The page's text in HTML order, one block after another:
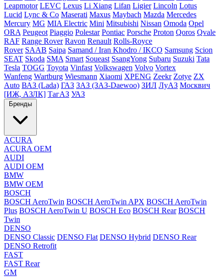
Leapmotor LEVC Lexus Li Xiang Lifan Ligier Lincoln Lotus
Lucid Lync & Co Maserati Maxus Maybach Mazda Mercedes
Mercury MG MIA Electric Mini Mitsubishi Nissan Omoda Opel
ORA Peugeot Piaggio Polestar Pontiac Porsche Proton Qoros Qvale
RAF Range Rover Ravon Renault Rolls-Royce
Rover SAAB Saipa Samand / Iran Khodro / IKCO Samsung Scion
SEAT Skoda SMA Smart Soueast SsangYong Subaru Suzuki Tata
Tesla TOGG Toyota Vinfast Volkswagen Volvo Vortex
Wanfeng Wartburg Wiesmann Xiaomi XPENG Zeekr Zotye ZX
Auto ВАЗ (Lada) ГАЗ ЗАЗ (ЗАЗ-Daewoo) ЗИЛ ЛуАЗ Москвич
[ИЖ, АЗЛК] ТагАЗ УАЗ
Бренды
ACURA
ACURA OEM
AUDI
AUDI OEM
BMW
BMW OEM
BOSCH
BOSCH AeroTwin BOSCH AeroTwin APX BOSCH AeroTwin
Plus BOSCH AeroTwin U BOSCH Eco BOSCH Rear BOSCH
Twin
DENSO
DENSO Classic DENSO Flat DENSO Hybrid DENSO Rear
DENSO Retrofit
FAST
FAST Rear
GM